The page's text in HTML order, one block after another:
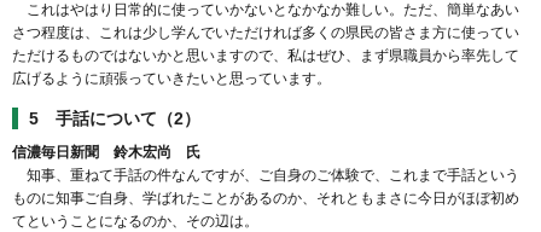
これはやはり日常的に使っていかないとなかなか難しい。ただ、簡単なあい
さつ程度は、これは少し学んでいただければ多くの県民の皆さま方に使ってい
ただけるものではないかと思いますので、私はぜひ、まず県職員から率先して
広げるように頑張っていきたいと思っています。
5 手話について（2）
信濃毎日新聞 鈴木宏尚 氏
知事、重ねて手話の件なんですが、ご自身のご体験で、これまで手話という
ものに知事ご自身、学ばれたことがあるのか、それともまさに今日がほぼ初め
てということになるのか、その辺は。